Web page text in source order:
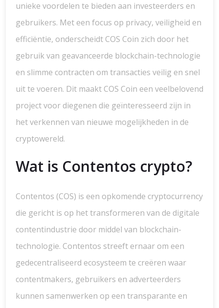
unieke voordelen te bieden aan investeerders en
gebruikers. Met een focus op privacy, veiligheid en
efficiëntie, onderscheidt COS Coin zich door het
gebruik van geavanceerde blockchain-technologie
en slimme contracten om transacties veilig en snel
uit te voeren. Dit maakt COS Coin een veelbelovend
project voor diegenen die geïnteresseerd zijn in
het verkennen van nieuwe mogelijkheden in de
cryptowereld.
Wat is Contentos crypto?
Contentos (COS) is een opkomende cryptocurrency
die gericht is op het transformeren van de digitale
contentindustrie door middel van blockchain-
technologie. Contentos streeft ernaar om een
gedecentraliseerd ecosysteem te creëren waar
contentmakers, gebruikers en adverteerders
kunnen samenwerken op een transparante en